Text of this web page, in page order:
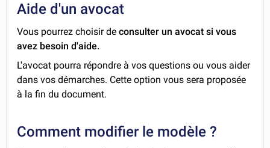
Aide d'un avocat
Vous pourrez choisir deconsulter un avocat si vous
avez besoin d'aide.
L'avocat pourra répondre à vos questions ou vous aider
dans vos démarches. Cette option vous sera proposée
à la fin du document.
Comment modifier le modèle ?